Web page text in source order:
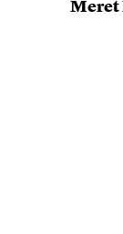
Meret